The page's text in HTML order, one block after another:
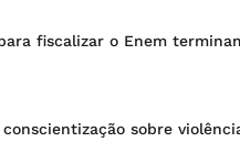
fiscalizar o Enem
sobre